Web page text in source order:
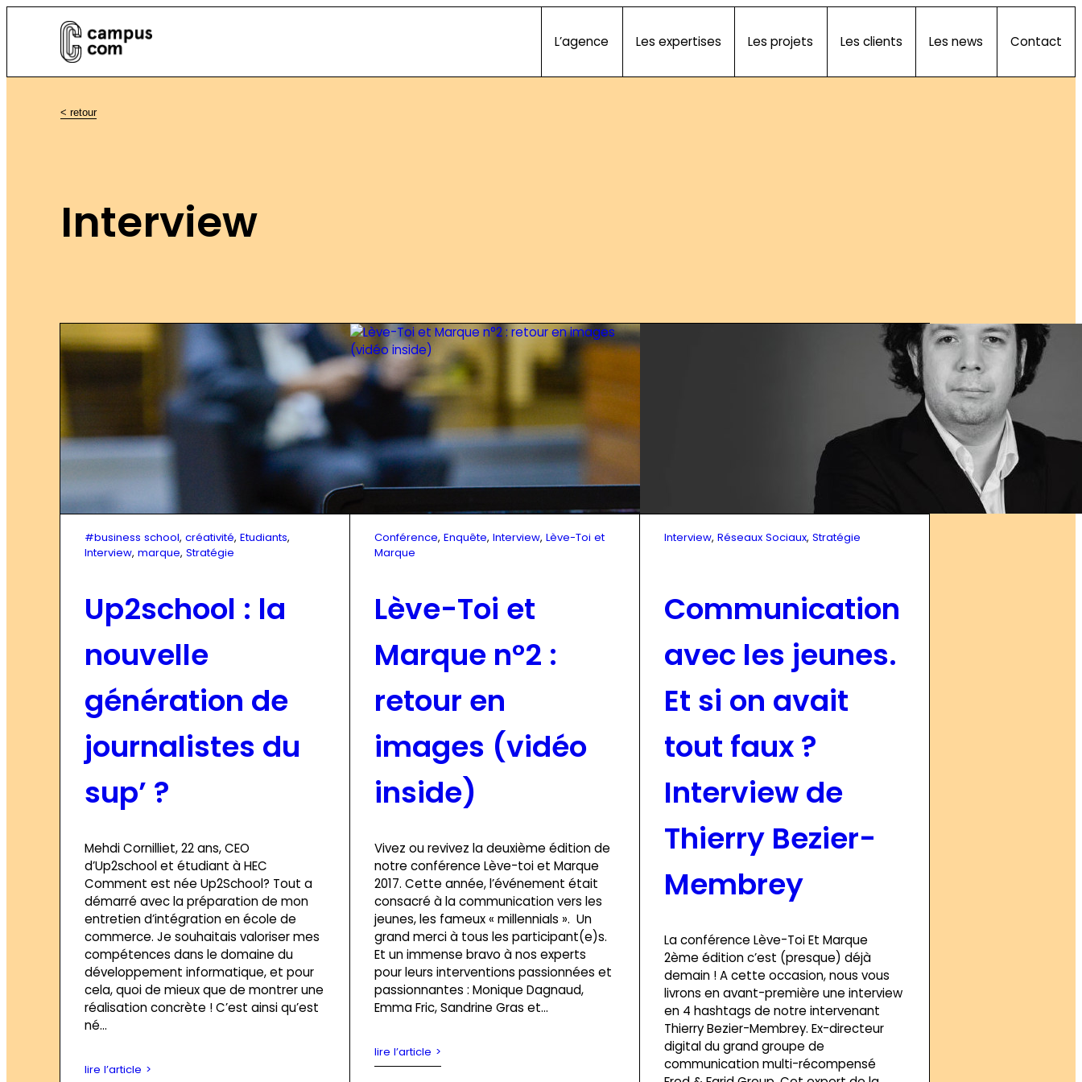
L’agence Les expertises Les projets Les clients Les news Contact
< retour
Interview
#business school, créativité, Etudiants
Interview, marque, Stratégie
Up2school : la
nouvelle
génération de
journalistes du
sup’ ?
Mehdi Cornilliet, 22 ans, CEO
d’Up2school et étudiant à HEC
Comment est née Up2School? Tout a
démarré avec la préparation de mon
entretien d’intégration en école de
commerce. Je souhaitais valoriser mes
compétences dans le domaine du
développement informatique, et pour
cela, quoi de mieux que de montrer une
réalisation concrète ! C’est ainsi qu’est
né…
lire l’article
Conférence, Enquête, Interview, Lève-Toi et
Marque
Lève-Toi et
Marque n°2 :
retour en
images (vidéo
inside)
Vivez ou revivez la deuxième édition de
notre conférence Lève-toi et Marque
2017. Cette année, l’événement était
consacré à la communication vers les
jeunes, les fameux « millennials ». Un
grand merci à tous les participant(e)s.
Et un immense bravo à nos experts
pour leurs interventions passionnées et
passionnantes : Monique Dagnaud,
Emma Fric, Sandrine Gras et…
lire l’article
Interview, Réseaux Sociaux, Stratégie
Communication
avec les jeunes.
Et si on avait
tout faux ?
Interview de
Thierry Bezier-
Membrey
La conférence Lève-Toi Et Marque
2ème édition c’est (presque) déjà
demain ! A cette occasion, nous vous
livrons en avant-première une interview
en 4 hashtags de notre intervenant
Thierry Bezier-Membrey. Ex-directeur
digital du grand groupe de
communication multi-récompensé